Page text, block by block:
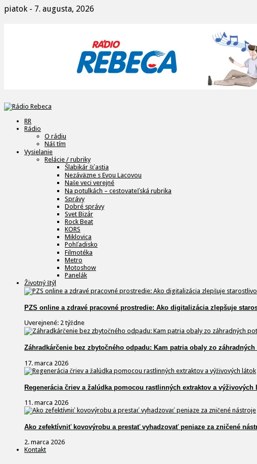
piatok - 7. augusta, 2026
RR
Rádio
O rádiu
Náš tím
Vysielanie
Relácie / rubriky
Šlabikár šťastia
Nezáväzne s Evou Lacovou
Naše veci verejné
Na potulkách – cestovateľská rubrika
Správy
Dobré správy
Svet Bizár
Rock Beat
KORS
Miklovica
Pohľadisko
Filmotéka
Metro
Motoshow
Panelák
Životný štýl
PZS online a zdravé pracovné prostredie: Ako digitalizácia zlepšuje
Uverejnené: 2 týždne
Záhradkárčenie bez zbytočného odpadu: Kam patria obaly zo
17. marca 2026
Regenerácia čriev a žalúdka pomocou rastlinných extraktov a výživových
11. marca 2026
Ako zefektívniť kovovýrobu a prestať vyhadzovať peniaze za zničené
2. marca 2026
Kontakt